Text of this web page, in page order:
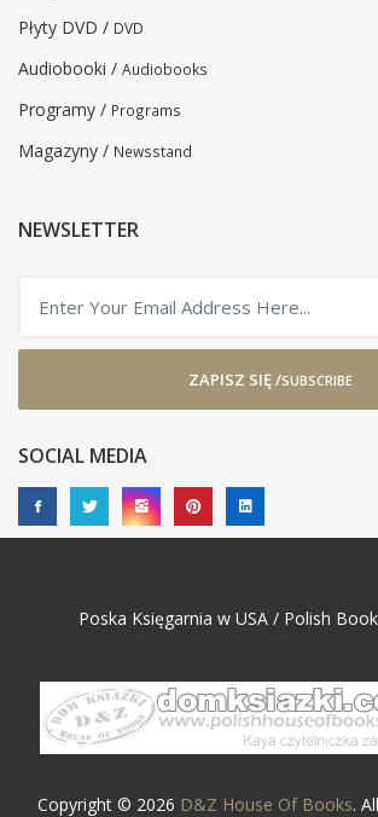
Płyty DVD / DVD
Audiobooki / Audiobooks
Programy / Programs
Magazyny / Newsstand
NEWSLETTER
ZAPISZ SIĘ /SUBSCRIBE
SOCIAL MEDIA
Poska Księgarnia w USA / Polish
Copyright © 2026 D&Z House Of Books.